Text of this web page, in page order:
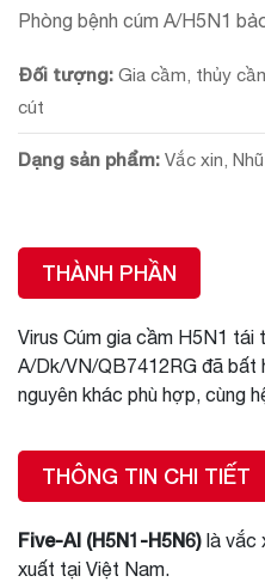
Phòng bệnh cúm A/H5N1
Đối tượng: Gia cầm, thủy
cút
Dạng sản phẩm: Vắc xin,
THÀNH PHẦN
Virus Cúm gia cầm H5N1 tái
A/Dk/VN/QB7412RG đã bất
nguyên khác phù hợp, cùng
THÔNG TIN CHI TIẾT
Five-AI (H5N1-H5N6) là vắc
xuất tại Việt Nam.